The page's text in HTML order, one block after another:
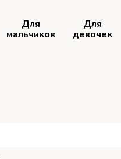
Для
мальчиков
Для
девочек